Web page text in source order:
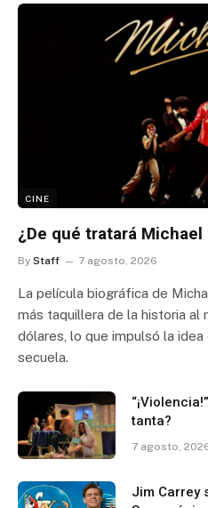
CINE
¿De qué tratará Michael
By Staff 7 agosto, 2026
La película biográfica de
más taquillera de la historia al
dólares, lo que impulsó la idea
secuela.
tanta?
7 agosto,
Jim Carrey